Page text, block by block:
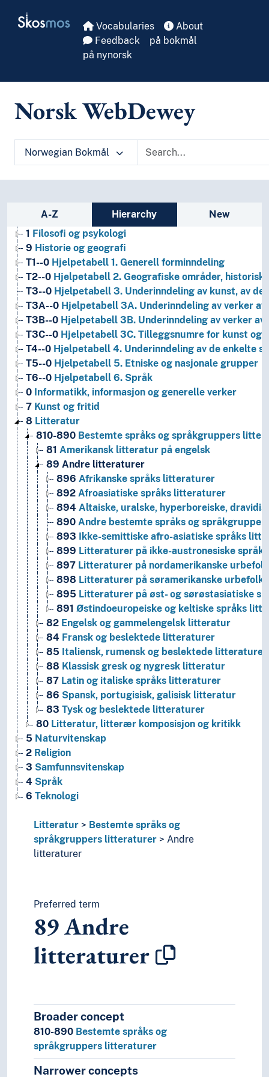
Skosmos Vocabularies
About
Feedback
på bokmål
på nynorsk
Norsk WebDewey
Norwegian Bokmål
Sidebar listing: list and traverse
A-Z Hierarchy
New
1 Filosofi og psykologi
9 Historie og geografi
T1--0 Hjelpetabell 1. Generell forminndeling
T2--0 Hjelpetabell 2. Geografiske områder,
T3--0 Hjelpetabell 3. Underinndeling av kunst, av
T3A--0 Hjelpetabell 3A. Underinndeling av verker
T3B--0 Hjelpetabell 3B. Underinndeling av verker
T3C--0 Hjelpetabell 3C. Tilleggsnumre for kunst og
T4--0 Hjelpetabell 4. Underinndeling av de enkelte
T5--0 Hjelpetabell 5. Etniske og nasjonale grupper
T6--0 Hjelpetabell 6. Språk
0 Informatikk, informasjon og generelle verker
7 Kunst og fritid
8 Litteratur
810-890 Bestemte språks og språkgruppers
81 Amerikansk litteratur på engelsk
89 Andre litteraturer
896 Afrikanske språks litteraturer
892 Afroasiatiske språks litteraturer
894 Altaiske, uralske, hyperboreiske,
890 Andre bestemte språks og
893 Ikke-semittiske afro-asiatiske språks
899 Litteraturer på ikke-austronesiske språk
897 Litteraturer på nordamerikanske
898 Litteraturer på søramerikanske
895 Litteraturer på øst- og sørøstasiatiske
891 Østindoeuropeiske og keltiske språks
82 Engelsk og gammelengelsk litteratur
84 Fransk og beslektede litteraturer
85 Italiensk, rumensk og beslektede litteraturer
88 Klassisk gresk og nygresk litteratur
87 Latin og italiske språks litteraturer
86 Spansk, portugisisk, galisisk litteratur
83 Tysk og beslektede litteraturer
80 Litteratur, litterær komposisjon og kritikk
5 Naturvitenskap
2 Religion
3 Samfunnsvitenskap
4 Språk
6 Teknologi
Litteratur
Bestemte språks og
språkgruppers litteraturer
Andre
litteraturer
Preferred term
89Andre
litteraturer
Broader concept
810-890 Bestemte språks og
språkgruppers litteraturer
Narrower concepts